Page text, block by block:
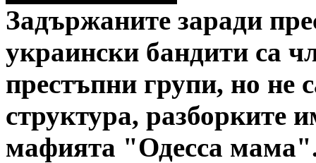
Задържаните заради
украински бандити са
престъпни групи, но не
структура, разборките
мафията "Одесса